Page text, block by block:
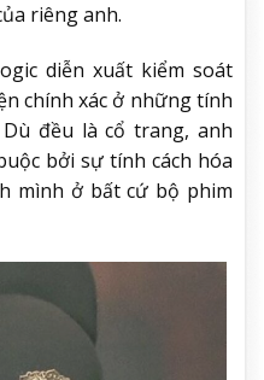
riêng anh.
diễn xuất kiểm soát
chính xác ở những tính
đều là cổ trang, anh
bởi sự tính cách hóa
mình ở bất cứ bộ phim